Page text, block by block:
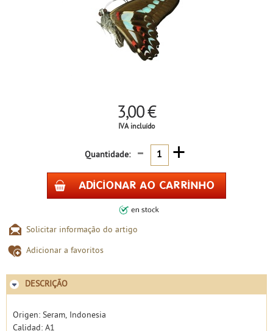
3,00 €
IVA incluído
Quantidade: - +
Solicitar informação do artigo
Adicionar a favoritos
DESCRIÇÃO
Origen: Seram, Indonesia
Calidad: A1